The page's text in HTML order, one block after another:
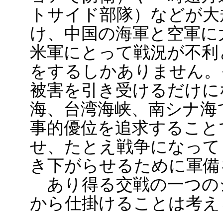
トサイド部隊）などが
け、中国の海軍と空軍
米軍にとって戦況が不
をするしかありません
被害を引き受けるだけ
海、台湾海峡、南シナ
事的優位を追求するこ
せ、たとえ戦争になっ
き下がらせるために軍
あり得る交戦の一つの
から仕掛けることは考